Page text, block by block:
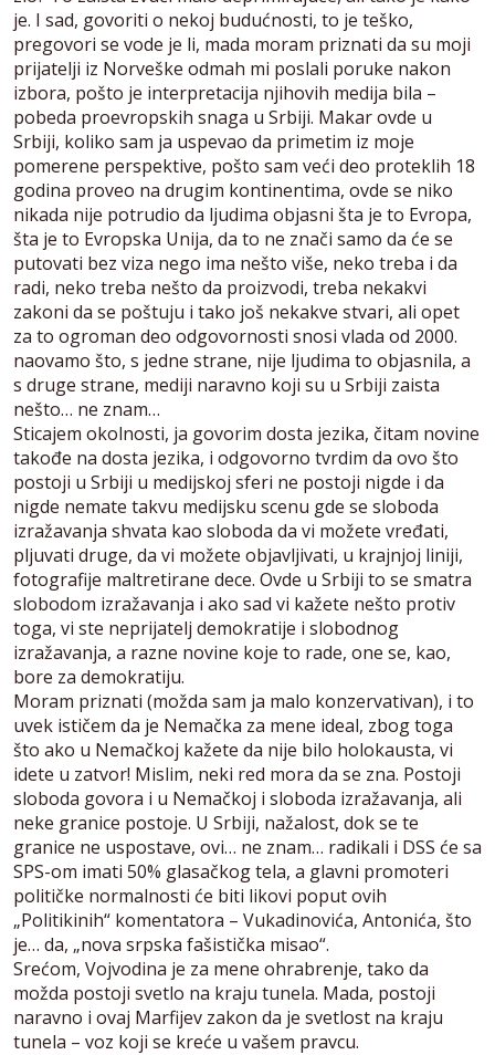
je. I sad, govoriti o nekoj budućnosti, to je teško,
pregovori se vode je li, mada moram priznati da su moji
prijatelji iz Norveške odmah mi poslali poruke nakon
izbora, pošto je interpretacija njihovih medija bila –
pobeda proevropskih snaga u Srbiji. Makar ovde u
Srbiji, koliko sam ja uspevao da primetim iz moje
pomerene perspektive, pošto sam veći deo proteklih 18
godina proveo na drugim kontinentima, ovde se niko
nikada nije potrudio da ljudima objasni šta je to Evropa,
šta je to Evropska Unija, da to ne znači samo da će se
putovati bez viza nego ima nešto više, neko treba i da
radi, neko treba nešto da proizvodi, treba nekakvi
zakoni da se poštuju i tako još nekakve stvari, ali opet
za to ogroman deo odgovornosti snosi vlada od 2000.
naovamo što, s jedne strane, nije ljudima to objasnila, a
s druge strane, mediji naravno koji su u Srbiji zaista
nešto… ne znam…
Sticajem okolnosti, ja govorim dosta jezika, čitam novine
takođe na dosta jezika, i odgovorno tvrdim da ovo što
postoji u Srbiji u medijskoj sferi ne postoji nigde i da
nigde nemate takvu medijsku scenu gde se sloboda
izražavanja shvata kao sloboda da vi možete vređati,
pljuvati druge, da vi možete objavljivati, u krajnjoj liniji,
fotografije maltretirane dece. Ovde u Srbiji to se smatra
slobodom izražavanja i ako sad vi kažete nešto protiv
toga, vi ste neprijatelj demokratije i slobodnog
izražavanja, a razne novine koje to rade, one se, kao,
bore za demokratiju.
Moram priznati (možda sam ja malo konzervativan), i to
uvek ističem da je Nemačka za mene ideal, zbog toga
što ako u Nemačkoj kažete da nije bilo holokausta, vi
idete u zatvor! Mislim, neki red mora da se zna. Postoji
sloboda govora i u Nemačkoj i sloboda izražavanja, ali
neke granice postoje. U Srbiji, nažalost, dok se te
granice ne uspostave, ovi… ne znam… radikali i DSS će sa
SPS-om imati 50% glasačkog tela, a glavni promoteri
političke normalnosti će biti likovi poput ovih
„Politikinih“ komentatora – Vukadinovića, Antonića, što
je… da, „nova srpska fašistička misao“.
Srećom, Vojvodina je za mene ohrabrenje, tako da
možda postoji svetlo na kraju tunela. Mada, postoji
naravno i ovaj Marfijev zakon da je svetlost na kraju
tunela – voz koji se kreće u vašem pravcu.